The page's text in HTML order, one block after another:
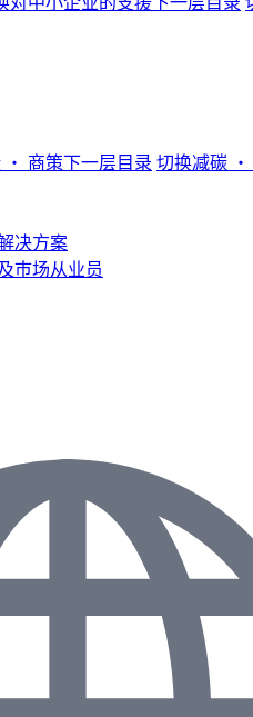
‧ 商策下一层目录 切换减碳 ‧
决方案
巿场从业员